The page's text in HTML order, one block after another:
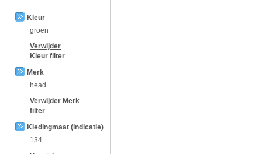
Kleur
groen
Verwijder
Kleur filter
Merk
head
Verwijder Merk
filter
Kledingmaat (indicatie)
134